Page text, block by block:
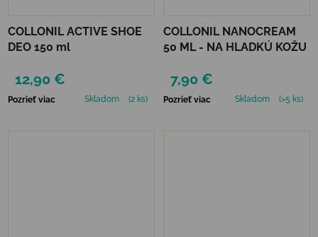
COLLONIL ACTIVE SHOE
DEO 150 ml
12,90 €
Pozrieť viac Skladom (2 ks)
COLLONIL NANOCREAM
50 ML - NA HLADKÚ KOŽU
7,90 €
Pozrieť viac Skladom (>5 ks)